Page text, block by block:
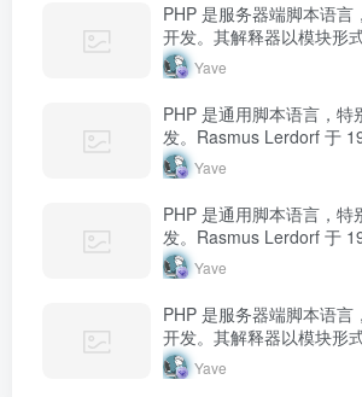
PHP 是服务器端脚本语言
开发。其解释器以模块形
器中，当收到请求时执行
态内容返回给客户端。
Yave
PHP 是通用脚本语言，特
发。Rasmus Lerdorf 于
最初用于追踪个人简历访
动…
Yave
PHP 是通用脚本语言，特
发。Rasmus Lerdorf 于
最初用于追踪个人简历访
动…
Yave
PHP 是服务器端脚本语言
开发。其解释器以模块形
器中，当收到请求时执行
态内容返回给客户端。
Yave